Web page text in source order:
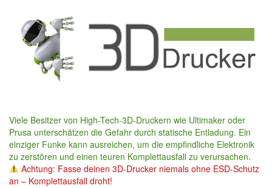
content
Viele Besitzer von High-Tech-3D-Druckern wie Ultimaker oder
Prusa unterschätzen die Gefahr durch statische Entladung. Ein
einziger Funke kann ausreichen, um die empfindliche Elektronik
zu zerstören und einen teuren Komplettausfall zu verursachen.
Achtung: Fasse deinen 3D-Drucker niemals ohne ESD-Schutz
an – Komplettausfall droht!